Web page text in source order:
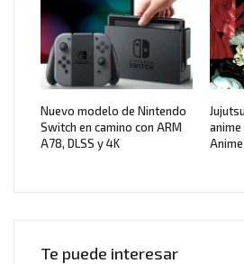
Nuevo modelo de Nintendo
Switch en camino con ARM
A78, DLSS y 4K
Te puede interesar